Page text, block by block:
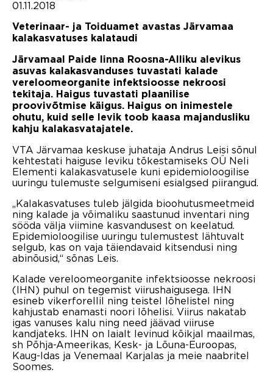
01.11.2018
Veterinaar- ja Toiduamet avastas Järvamaa
kalakasvatuses kalataudi
Järvamaal Paide linna Roosna-Alliku alevikus
asuvas kalakasvanduses tuvastati kalade
vereloomeorganite infektsioosse nekroosi
tekitaja. Haigus tuvastati plaanilise
proovivõtmise käigus. Haigus on inimestele
ohutu, kuid selle levik toob kaasa majandusliku
kahju kalakasvatajatele.
VTA Järvamaa keskuse juhataja Andrus Leisi sõnul
kehtestati haiguse leviku tõkestamiseks OÜ Neli
Elementi kalakasvatusele kuni epidemioloogilise
uuringu tulemuste selgumiseni esialgsed piirangud.
„Kalakasvatuses tuleb jälgida bioohutusmeetmeid
ning kalade ja võimaliku saastunud inventari ning
sööda välja viimine kasvandusest on keelatud.
Epidemioloogilise uuringu tulemustest lähtuvalt
selgub, kas on vaja täiendavaid kitsendusi ning
abinõusid,“ sõnas Leis.
Kalade vereloomeorganite infektsioosse nekroosi
(IHN) puhul on tegemist viirushaigusega. IHN
esineb vikerforellil ning teistel lõhelistel ning
kahjustab enamasti noori lõhelisi. Viirus nakatab
igas vanuses kalu ning need jäävad viiruse
kandjateks. IHN on laialt levinud kõikjal maailmas,
sh Põhja-Ameerikas, Kesk- ja Lõuna-Euroopas,
Kaug-Idas ja Venemaal Karjalas ja meie naabritel
Soomes.